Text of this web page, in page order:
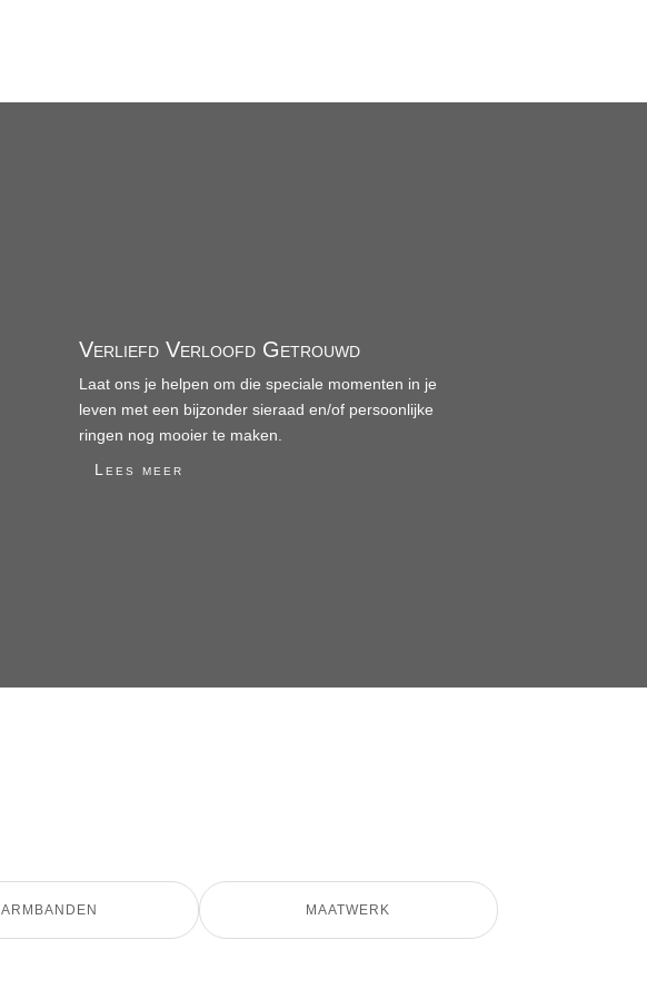
Verliefd Verloofd Getrouwd
Laat ons je helpen om die speciale momenten in je
leven met een bijzonder sieraad en/of persoonlijke
ringen nog mooier te maken.
Lees meer
ARMBANDEN MAATWERK